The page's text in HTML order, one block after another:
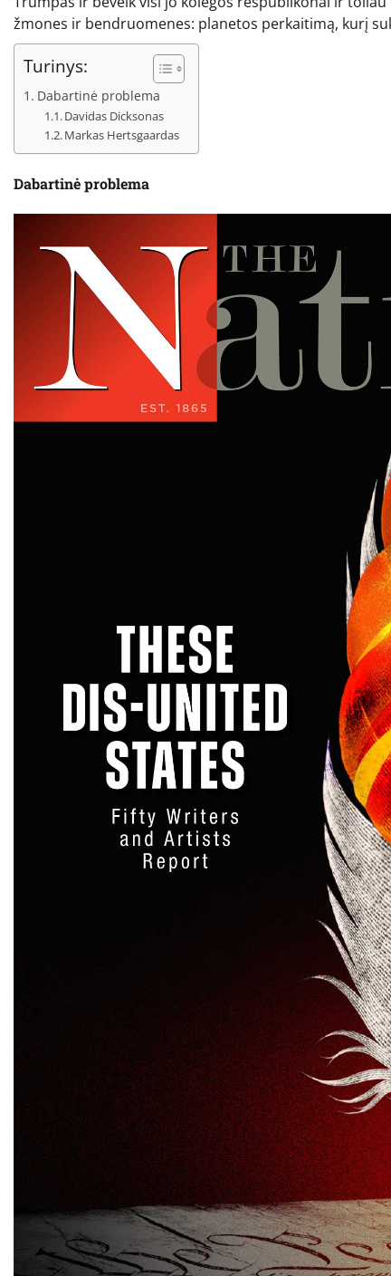
žmones ir bendruomenes: planetos perkaitimą, kurį
Turinys:
Dabartinė problema
Davidas Dicksonas
Markas Hertsgaardas
Dabartinė problema